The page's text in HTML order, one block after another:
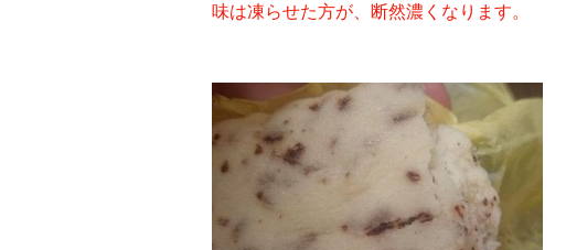
味は凍らせた方が、断然濃くなります。